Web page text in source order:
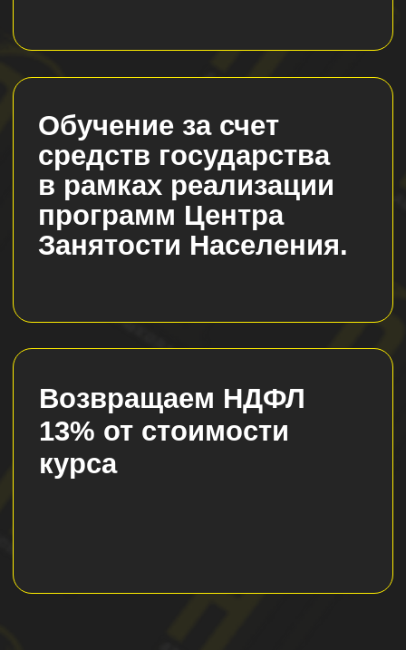
+7
Отправляя заявку, я даю свое согласие на
обработку моих персональных данных и
согласен(а) с
Оставьте заявку - и мы
вопросы?